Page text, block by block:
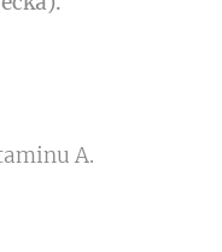
A.